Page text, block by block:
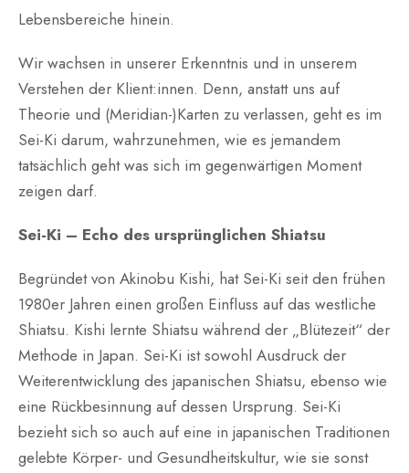
Lebensbereiche hinein.
Wir wachsen in unserer Erkenntnis und in unserem
Verstehen der Klient:innen. Denn, anstatt uns auf
Theorie und (Meridian-)Karten zu verlassen, geht es im
Sei-Ki darum, wahrzunehmen, wie es jemandem
tatsächlich geht was sich im gegenwärtigen Moment
zeigen darf.
Sei-Ki – Echo des ursprünglichen Shiatsu
Begründet von Akinobu Kishi, hat Sei-Ki seit den frühen
1980er Jahren einen großen Einfluss auf das westliche
Shiatsu. Kishi lernte Shiatsu während der „Blütezeit“ der
Methode in Japan. Sei-Ki ist sowohl Ausdruck der
Weiterentwicklung des japanischen Shiatsu, ebenso wie
eine Rückbesinnung auf dessen Ursprung. Sei-Ki
bezieht sich so auch auf eine in japanischen Traditionen
gelebte Körper- und Gesundheitskultur, wie sie sonst